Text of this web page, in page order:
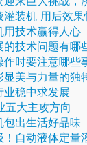
灌装机 用后效
用技术赢得人心
技术问题有哪
时要注意哪些
美与力量的独
业稳中求发展
五大主攻方向
出生活好品味
！自动液体定量